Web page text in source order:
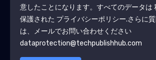
意したことになります。すべてのデータは
保護された プライバシーポリシー.さらに
は、メールでお問い合わせください
dataprotection@techpublishhub.com